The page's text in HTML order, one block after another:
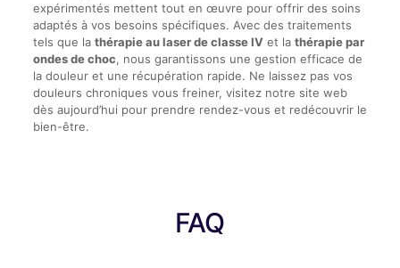
expérimentés mettent tout en œuvre pour offrir des soins
adaptés à vos besoins spécifiques. Avec des traitements
tels que la thérapie au laser de classe IVet la thérapie par
ondes de choc, nous garantissons une gestion efficace de
la douleur et une récupération rapide. Ne laissez pas vos
douleurs chroniques vous freiner, visitez notre site web
dès aujourd’hui pour prendre rendez-vous et redécouvrir le
bien-être.
FAQ